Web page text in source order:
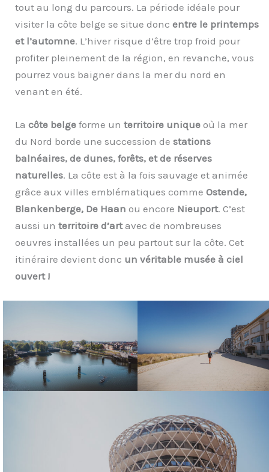
tout au long du parcours. La période idéale pour
visiter la côte belge se situe donc entre le printemps
et l’automne. L’hiver risque d’être trop froid pour
profiter pleinement de la région, en revanche, vous
pourrez vous baigner dans la mer du nord en
venant en été.
La côte belge forme un territoire unique où la mer
du Nord borde une succession de stations
balnéaires, de dunes, forêts, et de réserves
naturelles. La côte est à la fois sauvage et animée
grâce aux villes emblématiques comme Ostende,
Blankenberge, De Haan ou encore Nieuport. C’est
aussi un territoire d’artavec de nombreuses
oeuvres installées un peu partout sur la côte. Cet
itinéraire devient donc un véritable musée à ciel
ouvert !